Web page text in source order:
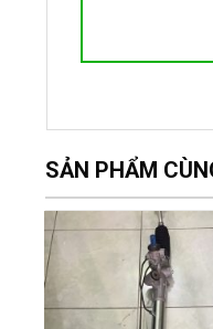
SẢN PHẨM